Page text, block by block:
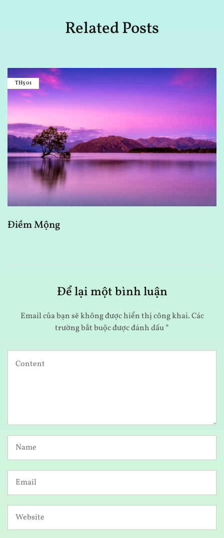
Related Posts
TH501
Điềm Mộng
Để lại một bình luận
Email của bạn sẽ không được hiển thị công khai.Các
trường bắt buộc được đánh dấu*